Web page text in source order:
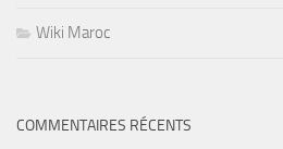
Wiki Maroc
COMMENTAIRES RÉCENTS